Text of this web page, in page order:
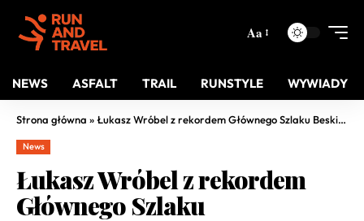
Aa
NEWS ASFALT TRAIL RUNSTYLE WYWIADY
Strona główna »Łukasz Wróbel z rekordem Głównego Szlaku Beskidzkiego w formule ze wsparciem (92 godziny, 31 minut)
News
Łukasz Wróbel z rekordem
Głównego Szlaku